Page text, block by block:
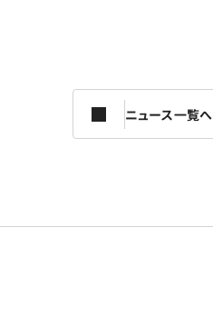
ニュース一覧へ